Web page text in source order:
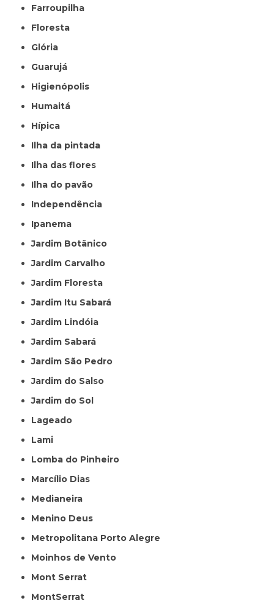
Farroupilha
Floresta
Glória
Guarujá
Higienópolis
Humaitá
Hípica
Ilha da pintada
Ilha das flores
Ilha do pavão
Independência
Ipanema
Jardim Botânico
Jardim Carvalho
Jardim Floresta
Jardim Itu Sabará
Jardim Lindóia
Jardim Sabará
Jardim São Pedro
Jardim do Salso
Jardim do Sol
Lageado
Lami
Lomba do Pinheiro
Marcílio Dias
Medianeira
Menino Deus
Metropolitana Porto Alegre
Moinhos de Vento
Mont Serrat
MontSerrat